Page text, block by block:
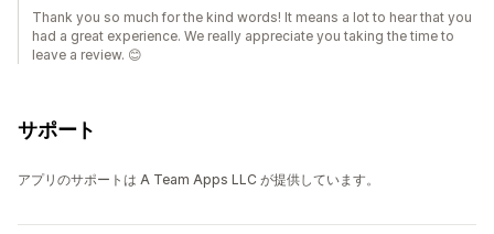
Thank you so much for the kind words! It means a lot to hear that you
had a great experience. We really appreciate you taking the time to
leave a review. 😊
サポート
アプリのサポートは A Team Apps LLC が提供しています。